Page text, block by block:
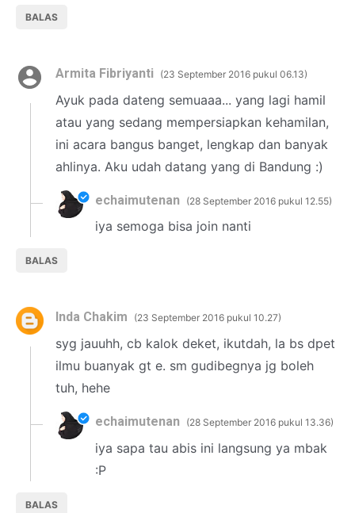
BALAS
Armita Fibriyanti 23 September 2016 pukul 06.13
Ayuk pada dateng semuaaa... yang lagi hamil
atau yang sedang mempersiapkan kehamilan,
ini acara bangus banget, lengkap dan banyak
ahlinya. Aku udah datang yang di Bandung :)
BALAS
echaimutenan 28 September 2016 pukul 12.55
iya semoga bisa join nanti
Inda Chakim 23 September 2016 pukul 10.27
syg jauuhh, cb kalok deket, ikutdah, la bs dpet
ilmu buanyak gt e. sm gudibegnya jg boleh
tuh, hehe
BALAS
echaimutenan 28 September 2016 pukul 13.36
iya sapa tau abis ini langsung ya mbak
:P